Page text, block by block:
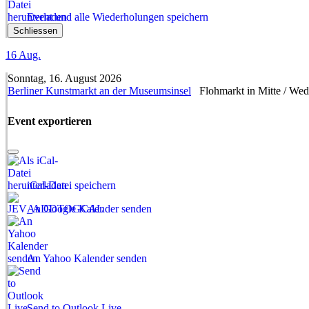
Event und alle Wiederholungen speichern
Schliessen
16 Aug.
Sonntag, 16. August 2026
Berliner Kunstmarkt an der Museumsinsel Flohmarkt in Mitte /
Event exportieren
iCal-Datei speichern
An Google Kalender senden
An Yahoo Kalender senden